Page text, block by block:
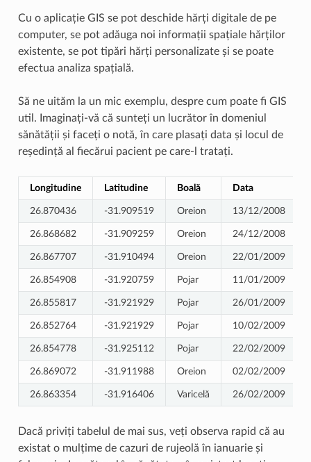
Cu o aplicație GIS se pot deschide hărți digitale de pe
computer, se pot adăuga noi informații spațiale hărților
existente, se pot tipări hărți personalizate și se poate
efectua analiza spațială.
Să ne uităm la un mic exemplu, despre cum poate fi GIS
util. Imaginați-vă că sunteți un lucrător în domeniul
sănătății și faceți o notă, în care plasați data și locul de
reședință al fiecărui pacient pe care-l tratați.
Longitudine Latitudine Boală Data
26.870436 -31.909519 Oreion 13/12/2008
26.868682 -31.909259 Oreion 24/12/2008
26.867707 -31.910494 Oreion 22/01/2009
26.854908 -31.920759 Pojar 11/01/2009
26.855817 -31.921929 Pojar 26/01/2009
26.852764 -31.921929 Pojar 10/02/2009
26.854778 -31.925112 Pojar 22/02/2009
26.869072 -31.911988 Oreion 02/02/2009
26.863354 -31.916406 Varicelă 26/02/2009
Dacă priviți tabelul de mai sus, veți observa rapid că au
existat o mulțime de cazuri de rujeolă în ianuarie și